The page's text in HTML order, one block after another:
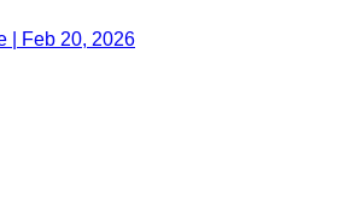
| Feb 20, 2026